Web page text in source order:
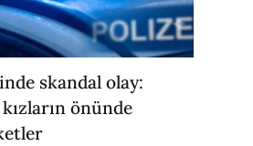
skandal olay:
önünde